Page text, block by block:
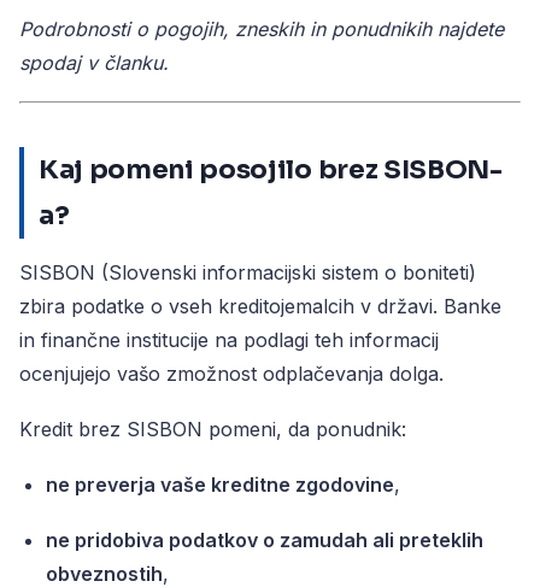
Podrobnosti o pogojih, zneskih in ponudnikih najdete
spodaj v članku.
Kaj pomeni posojilo brez SISBON-
a?
SISBON (Slovenski informacijski sistem o boniteti)
zbira podatke o vseh kreditojemalcih v državi. Banke
in finančne institucije na podlagi teh informacij
ocenjujejo vašo zmožnost odplačevanja dolga.
Kredit brez SISBON pomeni, da ponudnik:
ne preverja vaše kreditne zgodovine,
ne pridobiva podatkov o zamudah ali preteklih
obveznostih,